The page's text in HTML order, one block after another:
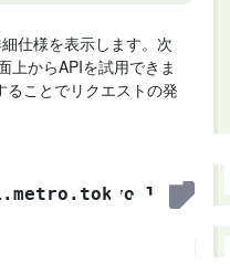
仕様を表示します。次
上からAPIを試用できま
ことでリクエストの発